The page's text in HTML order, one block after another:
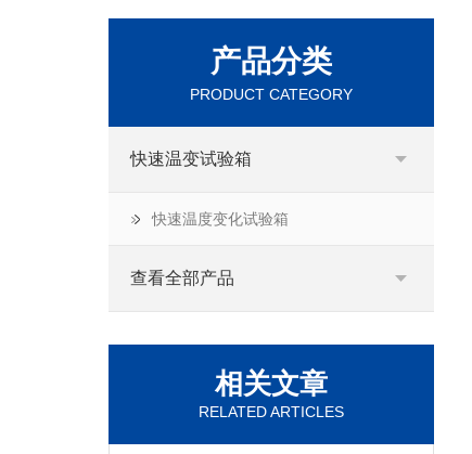
产品分类
PRODUCT CATEGORY
快速温变试验箱
快速温度变化试验箱
查看全部产品
相关文章
RELATED ARTICLES